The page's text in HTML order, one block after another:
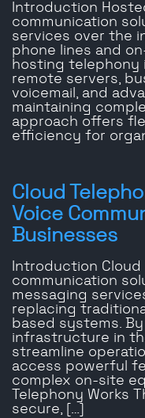
Introduction
communication
services over the
phone lines and
hosting telephony
remote servers,
voicemail, and
maintaining
approach offers
efficiency for
Cloud
Voice
Businesses
Introduction Cloud
communication
messaging
replacing
based systems.
infrastructure in
streamline
access powerful
complex on-site
Telephony Works
secure, […]